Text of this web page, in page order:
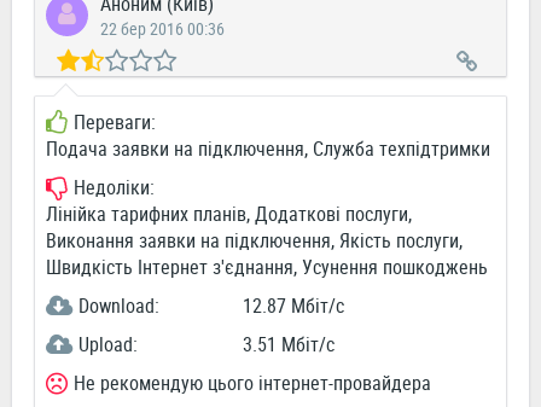
22 бер 2016 00:36
Переваги:
Подача заявки на підключення, Служба техпідтримки
Недоліки:
Лінійка тарифних планів, Додаткові послуги,
Виконання заявки на підключення, Якість послуги,
Швидкість Інтернет з'єднання, Усунення пошкоджень
Download:
12.87 Мбіт/c
Upload:
3.51 Мбіт/c
Не рекомендую цього інтернет-провайдера